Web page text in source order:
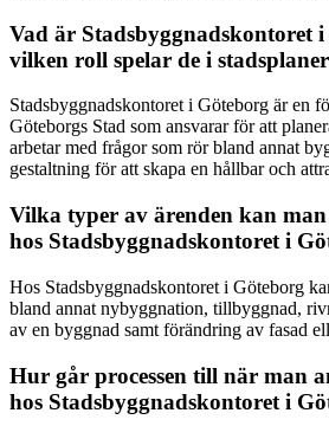
Vad är Stadsbyggnadskontoret
vilken roll spelar de i
Stadsbyggnadskontoret i Göteborg är en
Göteborgs Stad som ansvarar för att
arbetar med frågor som rör bland annat
gestaltning för att skapa en hållbar och
Vilka typer av ärenden kan
hos Stadsbyggnadskontoret i
Hos Stadsbyggnadskontoret i Göteborg
bland annat nybyggnation, tillbyggnad,
av en byggnad samt förändring av fasad
Hur går processen till när man
hos Stadsbyggnadskontoret i